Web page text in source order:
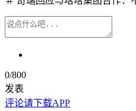
0/800
发表
评论请下载APP